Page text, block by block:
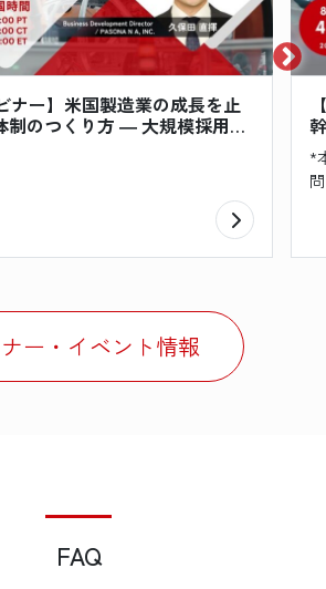
ナー】米国製造業の成長を止
制のつくり方 ― 大規模採用か
*
ー・イベント情報
FAQ